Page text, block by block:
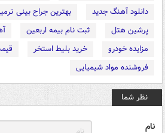
دانلود آهنگ جدید
بهترین جراح بینی
پرشین هتل
ثبت نام بیمه اربعین
مزایده خودرو
خرید بلیط استخر
فروشنده مواد شیمیایی
نظر شما
نام